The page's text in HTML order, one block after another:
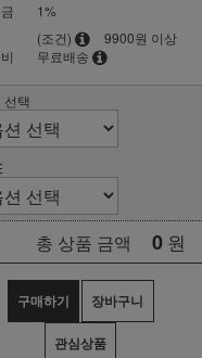
1%
(조건)
9900원 이상
무료배송
선택
총 상품 금액 0 원
구매하기 장바구니
관심상품